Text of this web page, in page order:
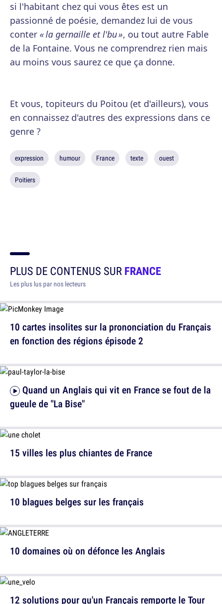
si l'habitant chez qui vous êtes est un
passionné de poésie, demandez lui de vous
conter « la gernaille et l'bu », ou tout autre Fable
de la Fontaine. Vous ne comprendrez rien mais
au moins vous saurez ce que ça donne.
Et vous, topiteurs du Poitou (et d'ailleurs), vous
en connaissez d'autres des expressions dans ce
genre ?
expression humour France texte ouest
Poitiers
PLUS DE CONTENUS SURFRANCE
Les plus lus par nos lecteurs
10 cartes insolites sur la prononciation du Français
en fonction des régions épisode 2
15 villes les plus chiantes de France
10 domaines où on défonce les Anglais
gueule de "La Bise"
10 blagues belges sur les français
12 solutions pour qu'un Français remporte le Tour